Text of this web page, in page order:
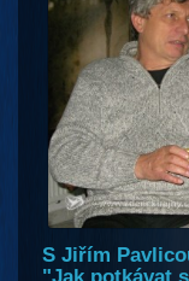
S Jiřím